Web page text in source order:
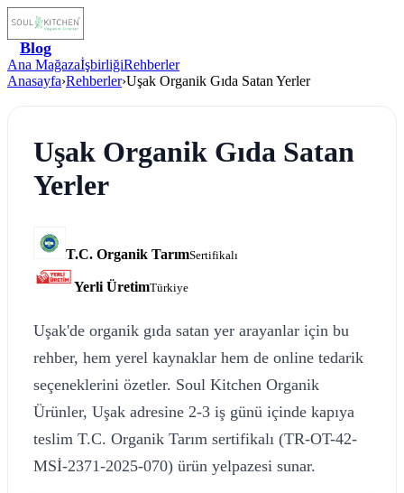
Blog
Ana MağazaİşbirliğiRehberler
Anasayfa›Rehberler›Uşak Organik Gıda Satan Yerler
Uşak Organik Gıda Satan
Yerler
T.C. Organik TarımSertifikalı
Yerli ÜretimTürkiye
Uşak'de organik gıda satan yer arayanlar için bu
rehber, hem yerel kaynaklar hem de online tedarik
seçeneklerini özetler. Soul Kitchen Organik
Ürünler, Uşak adresine 2-3 iş günü içinde kapıya
teslim T.C. Organik Tarım sertifikalı (TR-OT-42-
MSİ-2371-2025-070) ürün yelpazesi sunar.